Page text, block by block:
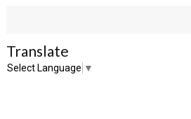
Translate
Select Language ▼